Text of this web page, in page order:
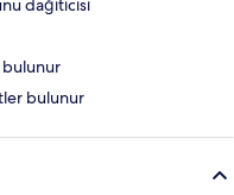
dağıtıcısı
bulunur
bulunur